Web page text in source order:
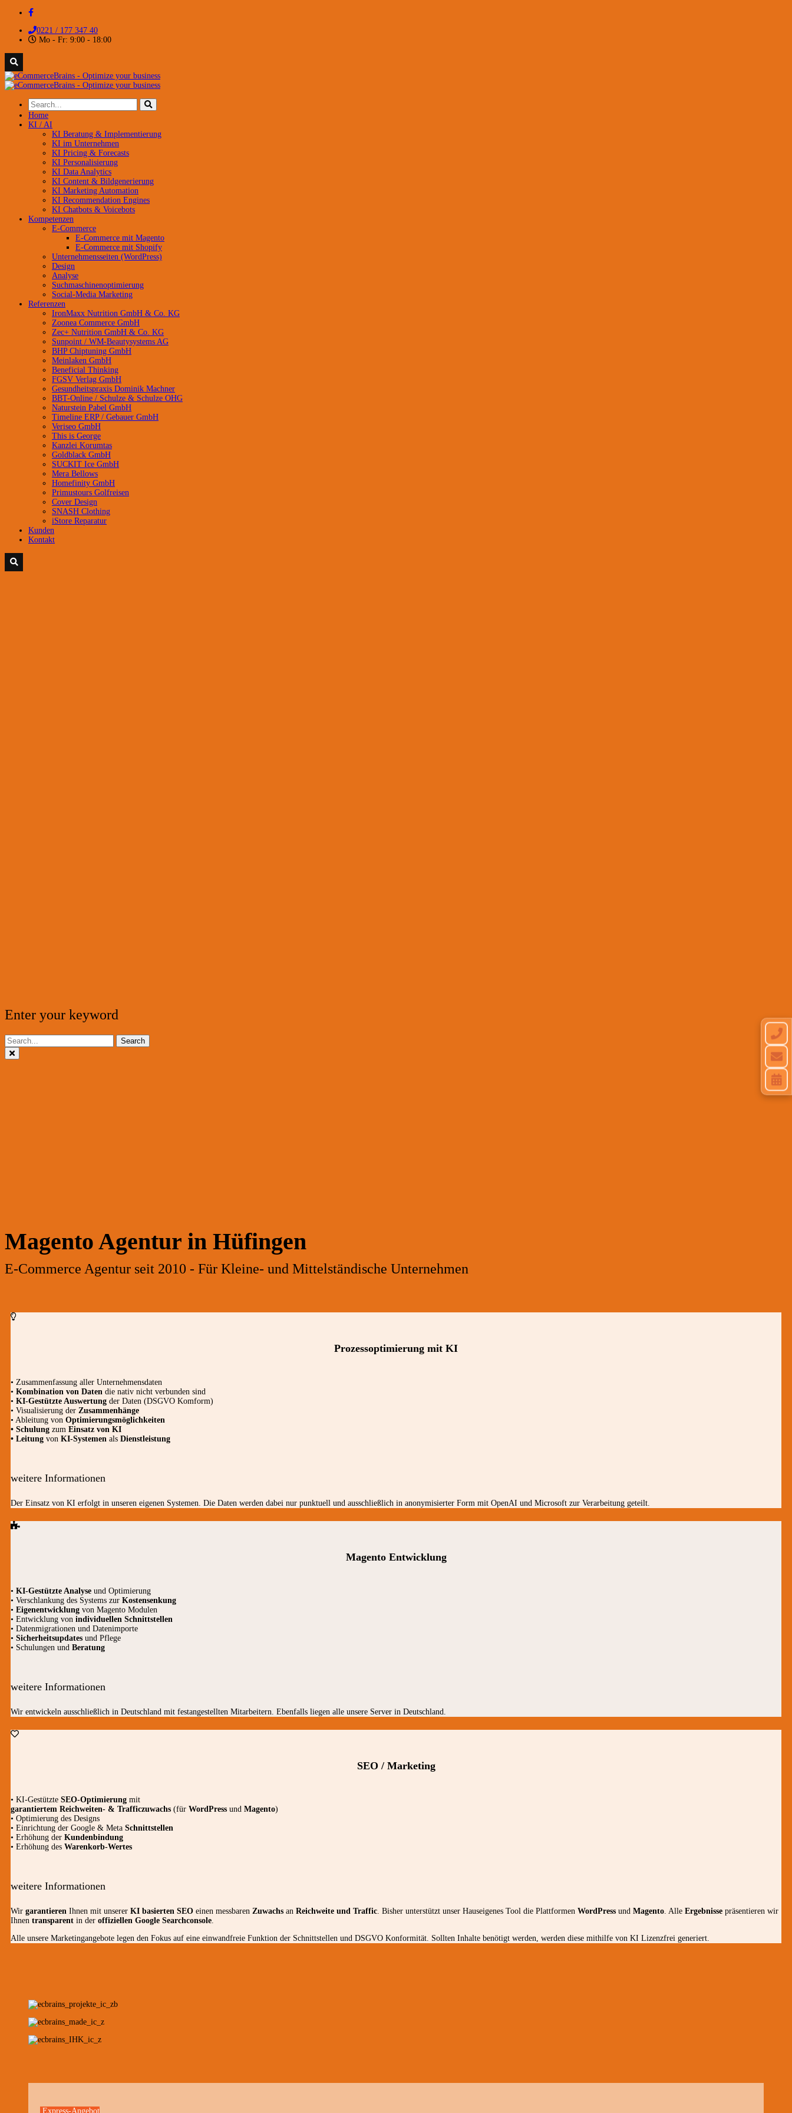
0221 / 177 347 40
Mo - Fr: 9:00 - 18:00
Home
KI / AI
KI Beratung & Implementierung
KI im Unternehmen
KI Pricing & Forecasts
KI Personalisierung
KI Data Analytics
KI Content & Bildgenerierung
KI Marketing Automation
KI Recommendation Engines
KI Chatbots & Voicebots
Kompetenzen
E-Commerce
E-Commerce mit Magento
E-Commerce mit Shopify
Unternehmensseiten (WordPress)
Design
Analyse
Suchmaschinenoptimierung
Social-Media Marketing
Referenzen
IronMaxx Nutrition GmbH & Co. KG
Zoonea Commerce GmbH
Zec+ Nutrition GmbH & Co. KG
Sunpoint / WM-Beautysystems AG
BHP Chiptuning GmbH
Meinlaken GmbH
Beneficial Thinking
FGSV Verlag GmbH
Gesundheitspraxis Dominik Machner
BBT-Online / Schulze & Schulze OHG
Naturstein Pabel GmbH
Timeline ERP / Gebauer GmbH
Veriseo GmbH
This is George
Kanzlei Korumtas
Goldblack GmbH
SUCKIT Ice GmbH
Mera Bellows
Homefinity GmbH
Primustours Golfreisen
Cover Design
SNASH Clothing
iStore Reparatur
Kunden
Kontakt
Enter your keyword
Search
Magento Agentur in Hüfingen
E-Commerce Agentur seit 2010 - Für Kleine- und Mittelständische Unternehmen
Prozessoptimierung mit KI
• Zusammenfassung aller Unternehmensdaten
• Kombination von Daten die nativ nicht verbunden sind
• KI-Gestützte Auswertung der Daten (DSGVO Komform)
• Visualisierung der Zusammenhänge
• Ableitung von Optimierungsmöglichkeiten
• Schulung zum Einsatz von KI
• Leitung von KI-Systemen als Dienstleistung
weitere Informationen
Der Einsatz von KI erfolgt in unseren eigenen Systemen. Die Daten werden dabei nur punktuell und ausschließlich in anonymisierter Form mit OpenAI und Microsoft zur Verarbeitung geteilt.
Magento Entwicklung
• KI-Gestützte Analyse und Optimierung
• Verschlankung des Systems zur Kostensenkung
• Eigenentwicklung von Magento Modulen
• Entwicklung von individuellen Schnittstellen
• Datenmigrationen und Datenimporte
• Sicherheitsupdates und Pflege
• Schulungen und Beratung
weitere Informationen
Wir entwickeln ausschließlich in Deutschland mit festangestellten Mitarbeitern. Ebenfalls liegen alle unsere Server in Deutschland.
SEO / Marketing
• KI-Gestützte SEO-Optimierung mit
garantiertem Reichweiten- & Trafficzuwachs (für WordPress und Magento)
• Optimierung des Designs
• Einrichtung der Google & Meta Schnittstellen
• Erhöhung der Kundenbindung
• Erhöhung des Warenkorb-Wertes
weitere Informationen
Wir garantieren Ihnen mit unserer KI basierten SEO einen messbaren Zuwachs an Reichweite und Traffic . Bisher unterstützt unser Hauseigenes Tool die Plattformen WordPress und Magento . Alle Ergebnisse präsentieren wir
Ihnen transparent in der offiziellen Google Searchconsole
Alle unsere Marketingangebote legen den Fokus auf eine einwandfreie Funktion der Schnittstellen und DSGVO Konformität. Sollten Inhalte benötigt werden, werden diese mithilfe von KI Lizenzfrei generiert.
Express-Angebot